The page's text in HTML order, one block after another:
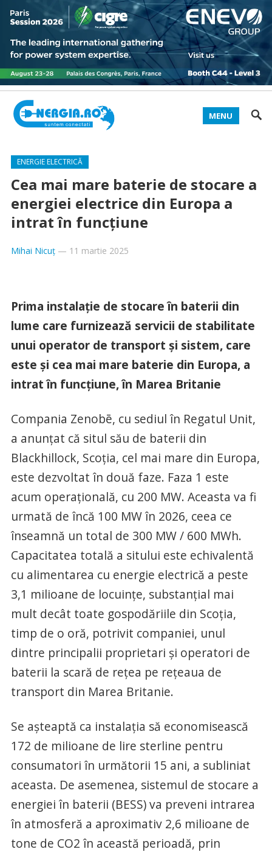
MENU
ENERGIE ELECTRICĂ
Cea mai mare baterie de stocare a
energiei electrice din Europa a
intrat în funcțiune
Mihai Nicuț— 11 martie 2025
Prima instalație de stocare în baterii din
lume care furnizează servicii de stabilitate
unui operator de transport și sistem, care
este și cea mai mare baterie din Europa, a
intrat în funcțiune, în Marea Britanie
Compania Zenobē, cu sediul în Regatul Unit,
a anunțat că situl său de baterii din
Blackhillock, Scoția, cel mai mare din Europa,
este dezvoltat în două faze. Faza 1 este
acum operațională, cu 200 MW. Aceasta va fi
urmată de încă 100 MW în 2026, ceea ce
înseamnă un total de 300 MW / 600 MWh.
Capacitatea totală a sitului este echivalentă
cu alimentarea cu energie electrică a peste
3,1 milioane de locuințe, substanțial mai
mult decât toate gospodăriile din Scoția,
timp de o oră, potrivit companiei, unul
dintre principalii proprietari și operatori de
baterii la scară de rețea pe rețeaua de
transport din Marea Britanie.
Se așteaptă ca instalația să economisească
172 de milioane de lire sterline pentru
consumatori în următorii 15 ani, a subliniat
aceasta. De asemenea, sistemul de stocare a
energiei în baterii (BESS) va preveni intrarea
în atmosferă a aproximativ 2,6 milioane de
tone de CO2 în această perioadă, prin